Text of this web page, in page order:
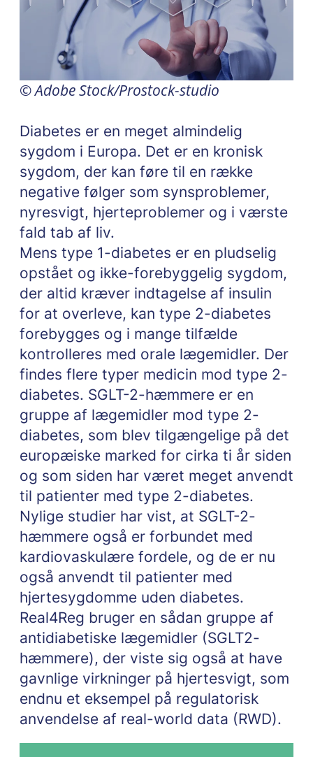
© Adobe Stock/Prostock-studio
Diabetes er en meget almindelig
sygdom i Europa. Det er en kronisk
sygdom, der kan føre til en række
negative følger som synsproblemer,
nyresvigt, hjerteproblemer og i værste
fald tab af liv.
Mens type 1-diabetes er en pludselig
opstået og ikke-forebyggelig sygdom,
der altid kræver indtagelse af insulin
for at overleve, kan type 2-diabetes
forebygges og i mange tilfælde
kontrolleres med orale lægemidler. Der
findes flere typer medicin mod type 2-
diabetes. SGLT-2-hæmmere er en
gruppe af lægemidler mod type 2-
diabetes, som blev tilgængelige på det
europæiske marked for cirka ti år siden
og som siden har været meget anvendt
til patienter med type 2-diabetes.
Nylige studier har vist, at SGLT-2-
hæmmere også er forbundet med
kardiovaskulære fordele, og de er nu
også anvendt til patienter med
hjertesygdomme uden diabetes.
Real4Reg bruger en sådan gruppe af
antidiabetiske lægemidler (SGLT2-
hæmmere), der viste sig også at have
gavnlige virkninger på hjertesvigt, som
endnu et eksempel på regulatorisk
anvendelse af real-world data (RWD).